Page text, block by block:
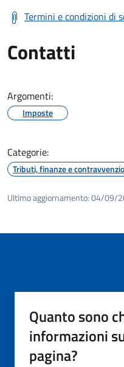
Termini e condizioni di
Contatti
Argomenti:
Imposte
Categorie:
Tributi, finanze e
Ultimo aggiornamento:04/09/
Quanto sono
informazioni
pagina?